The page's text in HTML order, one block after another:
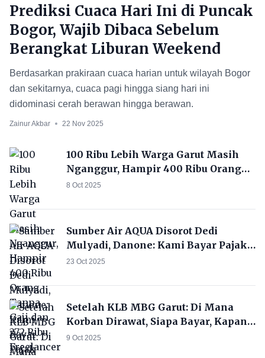
Prediksi Cuaca Hari Ini di Puncak
Bogor, Wajib Dibaca Sebelum
Berangkat Liburan Weekend
Berdasarkan prakiraan cuaca harian untuk wilayah Bogor
dan sekitarnya, cuaca pagi hingga siang hari ini
didominasi cerah berawan hingga berawan.
Zainur Akbar 22 Nov 2025
100 Ribu Lebih Warga Garut Masih
Nganggur, Hampir 400 Ribu Orang
Tanpa Gaji dan 272 Ribu Freelancer
8 Oct 2025
Sumber Air AQUA Disorot Dedi
Mulyadi, Danone: Kami Bayar Pajak
Resmi!
23 Oct 2025
Setelah KLB MBG Garut: Di Mana
Korban Dirawat, Siapa Bayar, Kapan
Sekolah Aman?
9 Oct 2025